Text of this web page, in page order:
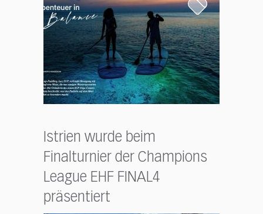
Istrien wurde beim
Finalturnier der Champions
League EHF FINAL4
präsentiert